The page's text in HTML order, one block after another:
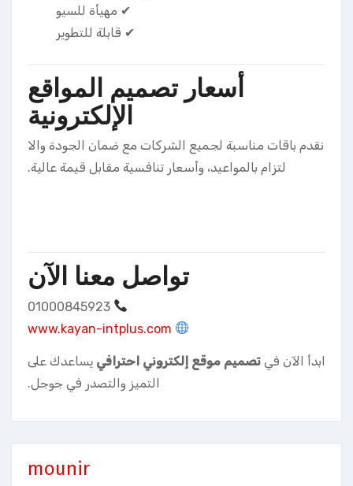
✔ مهيأة للسيو
✔ قابلة للتطوير
أسعار تصميم المواقع
الإلكترونية
نقدم باقات مناسبة لجميع الشركات مع ضمان الجودة والا
لتزام بالمواعيد، وأسعار تنافسية مقابل قيمة عالية.
تواصل معنا الآن
www.kayan-intplus.com
ابدأ الآن في تصميم موقع إلكتروني احترافي يساعدك على
التميز والتصدر في جوجل.
mounir